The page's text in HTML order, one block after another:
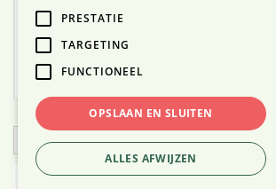
Open zoekfilter
PRESTATIE
TARGETING
FUNCTIONEEL
OPSLAAN EN SLUITEN
ALLES AFWIJZEN